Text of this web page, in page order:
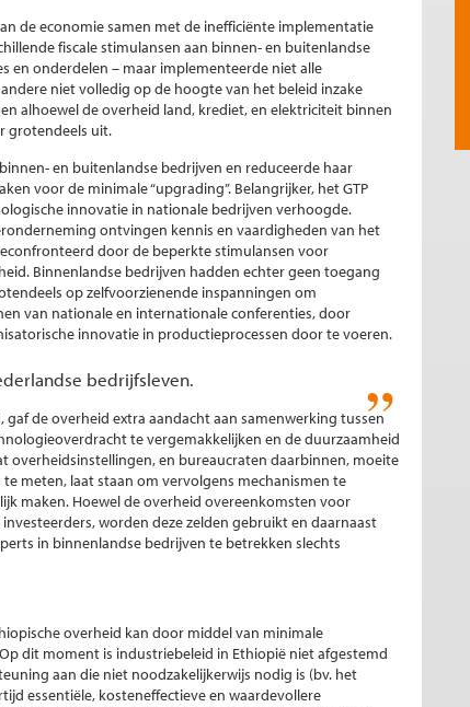
de economie samen met de inefficiënte implementatie
fiscale stimulansen aan binnen- en buitenlandse
en onderdelen – maar implementeerde niet alle
niet volledig op de hoogte van het beleid inzake
alhoewel de overheid land, krediet, en elektriciteit binnen
grotendeels uit.
en buitenlandse bedrijven en reduceerde haar
voor de minimale “upgrading”. Belangrijker, het GTP
innovatie in nationale bedrijven verhoogde.
ontvingen kennis en vaardigheden van het
door de beperkte stimulansen voor
Binnenlandse bedrijven hadden echter geen toegang
op zelfvoorzienende inspanningen om
van nationale en internationale conferenties, door
innovatie in productieprocessen door te voeren.
bedrijfsleven.
de overheid extra aandacht aan samenwerking tussen
te vergemakkelijken en de duurzaamheid
overheidsinstellingen, en bureaucraten daarbinnen, moeite
meten, laat staan om vervolgens mechanismen te
maken. Hoewel de overheid overeenkomsten voor
worden deze zelden gebruikt en daarnaast
in binnenlandse bedrijven te betrekken slechts
overheid kan door middel van minimale
dit moment is industriebeleid in Ethiopië niet afgestemd
aan die niet noodzakelijkerwijs nodig is (bv. het
essentiële, kosteneffectieve en waardevollere